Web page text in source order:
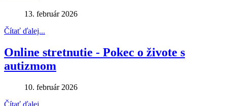
13. február 2026
Čítať ďalej...
Online stretnutie - Pokec o živote s
autizmom
10. február 2026